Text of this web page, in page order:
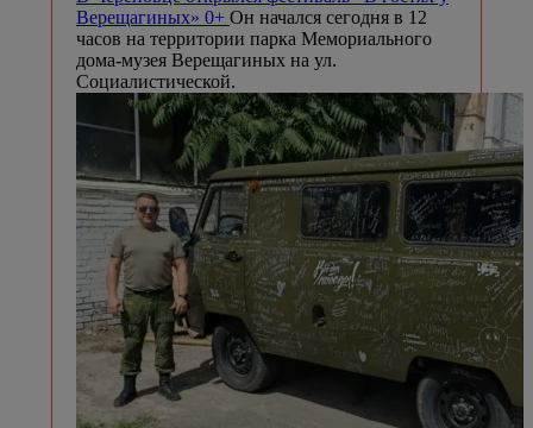
Верещагиных» 0+ Он начался сегодня в 12
часов на территории парка Мемориального
дома-музея Верещагиных на ул.
Социалистической.